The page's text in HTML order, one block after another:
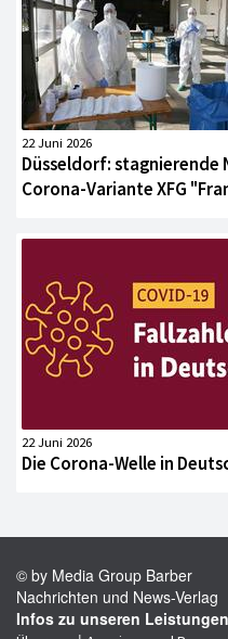
22 Juni 2026
Düsseldorf: stagnierende
Corona-Variante XFG
22 Juni 2026
Die Corona-Welle in
© by Media Group Barber
Nachrichten und News-Verlag
Infos zu unseren